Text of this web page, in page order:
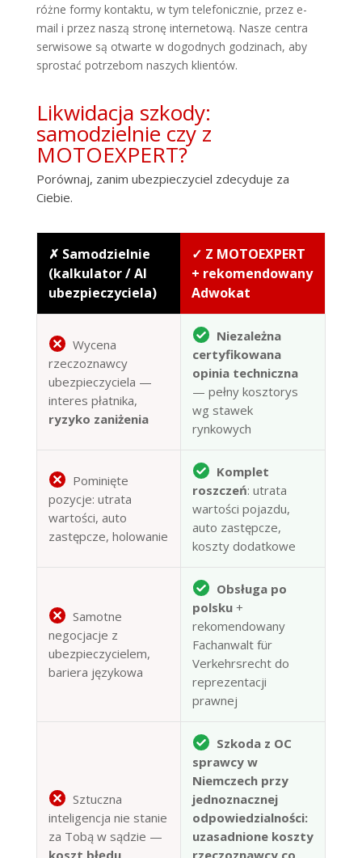
różne formy kontaktu, w tym telefonicznie, przez e-
mail i przez naszą stronę internetową. Nasze centra
serwisowe są otwarte w dogodnych godzinach, aby
sprostać potrzebom naszych klientów.
Likwidacja szkody:
samodzielnie czy z
MOTOEXPERT?
Porównaj, zanim ubezpieczyciel zdecyduje za
Ciebie.
✗ Samodzielnie
(kalkulator / AI
ubezpieczyciela)
✓ Z MOTOEXPERT
+ rekomendowany
Adwokat
Wycena
rzeczoznawcy
ubezpieczyciela —
interes płatnika,
ryzyko zaniżenia
Niezależna
certyfikowana
opinia techniczna
— pełny kosztorys
wg stawek
rynkowych
Pominięte
pozycje: utrata
wartości, auto
zastępcze, holowanie
Komplet
roszczeń: utrata
wartości pojazdu,
auto zastępcze,
koszty dodatkowe
Samotne
negocjacje z
ubezpieczycielem,
bariera językowa
Obsługa po
polsku+
rekomendowany
Fachanwalt für
Verkehrsrecht do
reprezentacji
prawnej
Sztuczna
inteligencja nie stanie
za Tobą w sądzie —
koszt błędu
Szkoda z OC
sprawcy w
Niemczech przy
jednoznacznej
odpowiedzialności:
uzasadnione koszty
rzeczoznawcy co